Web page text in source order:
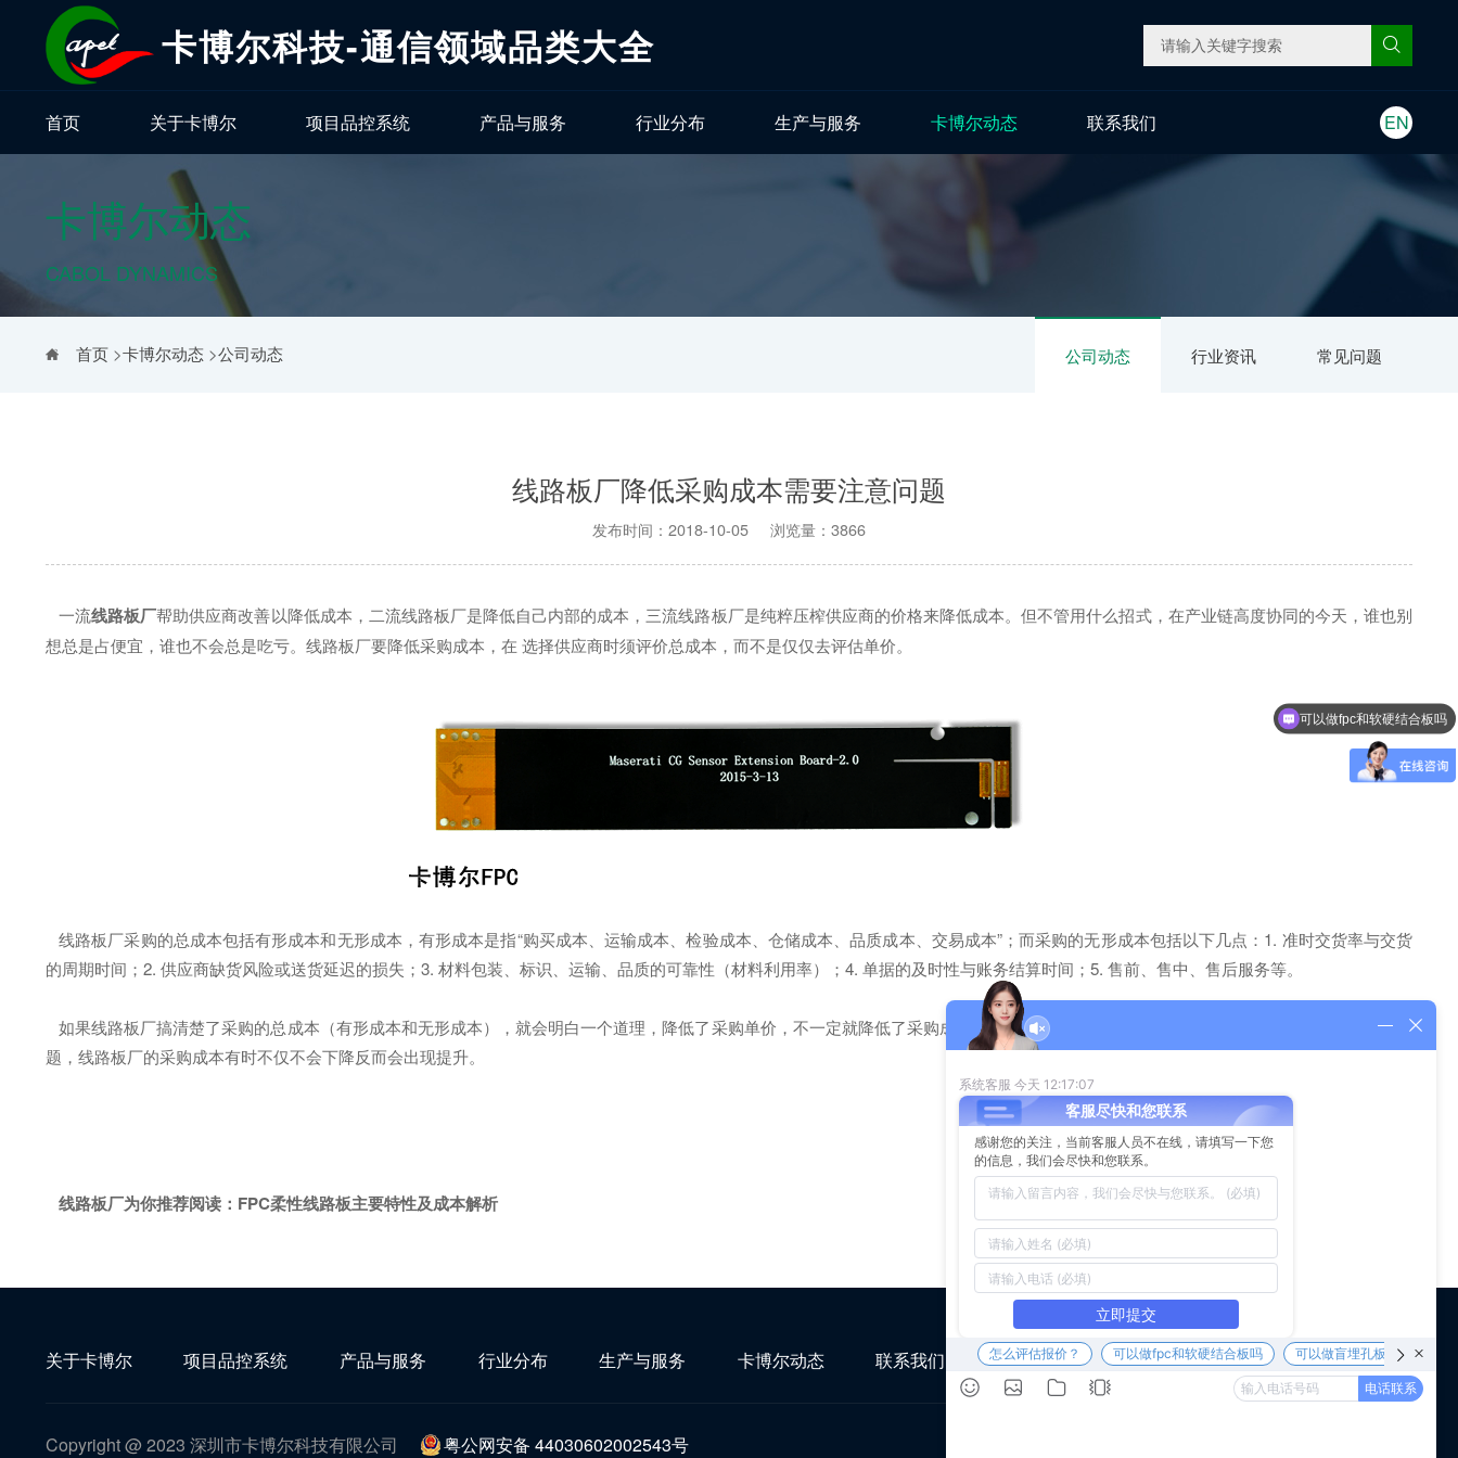
卡博尔科技-通信领域品类大全
首页 关于卡博尔 项目品控系统 产品与服务 行业分布 生产与服务 卡博尔动态 联系我们 EN
卡博尔动态
CABOL DYNAMICS
公司动态 行业资讯 常见问题
首页>卡博尔动态>公司动态
线路板厂降低采购成本需要注意问题
发布时间：2018-10-05 浏览量：3866
一流线路板厂帮助供应商改善以降低成本，二流线路板厂是降低自己内部的成本，三流线路板厂是纯粹压榨供应商的价格来降低成本。但不管用什么招式，在产业链高度协同的今天，谁也别
想总是占便宜，谁也不会总是吃亏。线路板厂要降低采购成本，在 选择供应商时须评价总成本，而不是仅仅去评估单价。
线路板厂采购的总成本包括有形成本和无形成本，有形成本是指“购买成本、运输成本、检验成本、仓储成本、品质成本、交易成本”；而采购的无形成本包括以下几点：1. 准时交货率与交货
的周期时间；2. 供应商缺货风险或送货延迟的损失；3. 材料包装、标识、运输、品质的可靠性（材料利用率）；4. 单据的及时性与账务结算时间；5. 售前、售中、售后服务等。
如果线路板厂搞清楚了采购的总成本（有形成本和无形成本），就会明白一个道理，降低了采购单价，不一定就降低了采购成本，因为采购价格下降了，如果出现断货、质量和库存呆滞等问
题，线路板厂的采购成本有时不仅不会下降反而会出现提升。
线路板厂为你推荐阅读： FPC柔性线路板主要特性及成本解析
关于卡博尔 项目品控系统 产品与服务 行业分布 生产与服务 卡博尔动态 联系我们
Copyright @ 2023 深圳市卡博尔科技有限公司 粤公网安备 44030602002543号
可以做fpc和软硬结合板吗